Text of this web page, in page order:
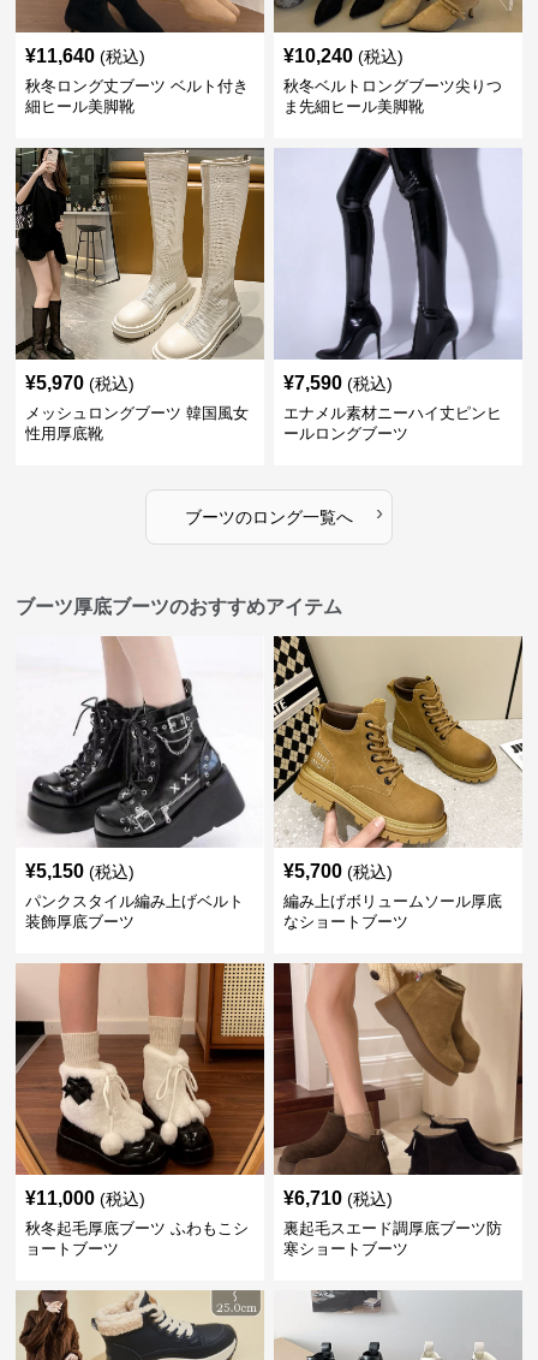
¥11,640 (税込)
秋冬ロング丈ブーツ ベルト付き
細ヒール美脚靴
¥10,240 (税込)
秋冬ベルトロングブーツ尖りつ
ま先細ヒール美脚靴
¥5,970 (税込)
メッシュロングブーツ 韓国風女
性用厚底靴
¥7,590 (税込)
エナメル素材ニーハイ丈ピンヒ
ールロングブーツ
ブーツのロング一覧へ ›
ブーツ厚底ブーツのおすすめアイテム
¥5,150 (税込)
パンクスタイル編み上げベルト
装飾厚底ブーツ
¥5,700 (税込)
編み上げボリュームソール厚底
なショートブーツ
¥11,000 (税込)
秋冬起毛厚底ブーツ ふわもこシ
ョートブーツ
¥6,710 (税込)
裏起毛スエード調厚底ブーツ防
寒ショートブーツ